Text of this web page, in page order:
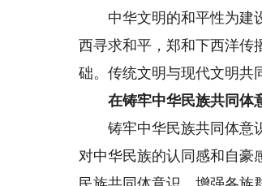
中华文明的和平性为建设
西寻求和平，郑和下西洋传
础。传统文明与现代文明共
在铸牢中华民族共同体
铸牢中华民族共同体意识
对中华民族的认同感和自豪